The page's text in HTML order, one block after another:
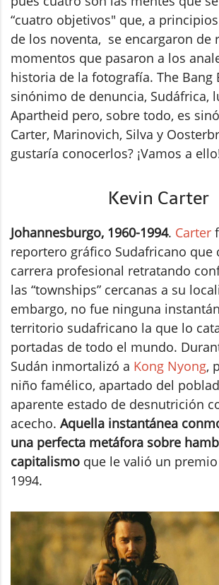
“cuatro objetivos" que, a
de los noventa, se encargaron de
momentos que pasaron a los
historia de la fotografía. The Bang
sinónimo de denuncia, Sudáfrica,
Apartheid pero, sobre todo, es
Carter, Marinovich, Silva y
gustaría conocerlos? ¡Vamos a
Kevin Carter
Johannesburgo, 1960-1994. Carter
reportero gráfico Sudafricano que
carrera profesional retratando
las “townships” cercanas a su
embargo, no fue ninguna
territorio sudafricano la que lo
portadas de todo el mundo.
Sudán inmortalizó a Kong Nyong,
niño famélico, apartado del
aparente estado de desnutrición
acecho. Aquella instantánea
una perfecta metáfora sobre
capitalismo que le valió un premio
1994.